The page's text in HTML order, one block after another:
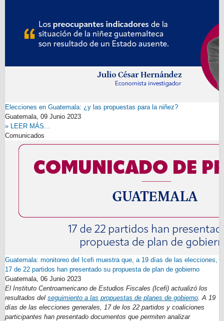
Elecciones en Guatemala: ¿y las propuestas para la niñez?
Guatemala, 09 Junio 2023
» LEER MÁS...
Comunicados
Guatemala: monitoreo del Icefi muestra que, a 19 días de las elecciones,
17 de 22 partidos han presentado su propuesta de plan de gobierno
Guatemala, 06 Junio 2023
El Instituto Centroamericano de Estudios Fiscales (Icefi) actualizó los
resultados del seguimiento a las propuestas de planes de gobierno. A 19
días de las elecciones generales, 17 de los 22 partidos y coaliciones
participantes han presentado documentos que permiten analizar